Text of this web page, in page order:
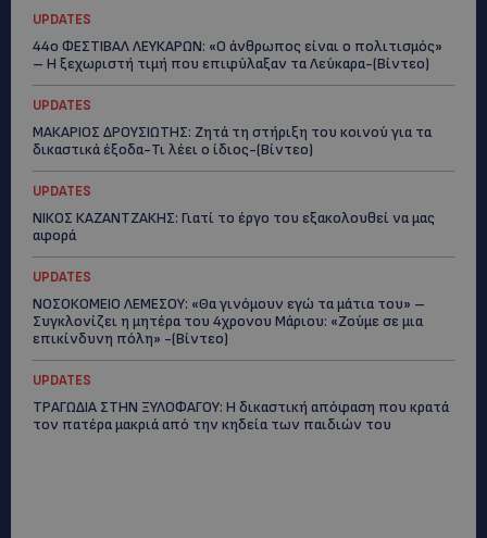
UPDATES
44ο ΦΕΣΤΙΒΑΛ ΛΕΥΚΑΡΩΝ: «Ο άνθρωπος είναι ο πολιτισμός»
– Η ξεχωριστή τιμή που επιφύλαξαν τα Λεύκαρα-(Βίντεο)
UPDATES
ΜΑΚΑΡΙΟΣ ΔΡΟΥΣΙΩΤΗΣ: Ζητά τη στήριξη του κοινού για τα
δικαστικά έξοδα-Τι λέει ο ίδιος-(Βίντεο)
UPDATES
ΝΙΚΟΣ ΚΑΖΑΝΤΖΑΚΗΣ: Γιατί το έργο του εξακολουθεί να μας
αφορά
UPDATES
ΝΟΣΟΚΟΜΕΙΟ ΛΕΜΕΣΟΥ: «Θα γινόμουν εγώ τα μάτια του» –
Συγκλονίζει η μητέρα του 4χρονου Μάριου: «Ζούμε σε μια
επικίνδυνη πόλη» -(Βίντεο)
UPDATES
ΤΡΑΓΩΔΙΑ ΣΤΗΝ ΞΥΛΟΦΑΓΟΥ: Η δικαστική απόφαση που κρατά
τον πατέρα μακριά από την κηδεία των παιδιών του